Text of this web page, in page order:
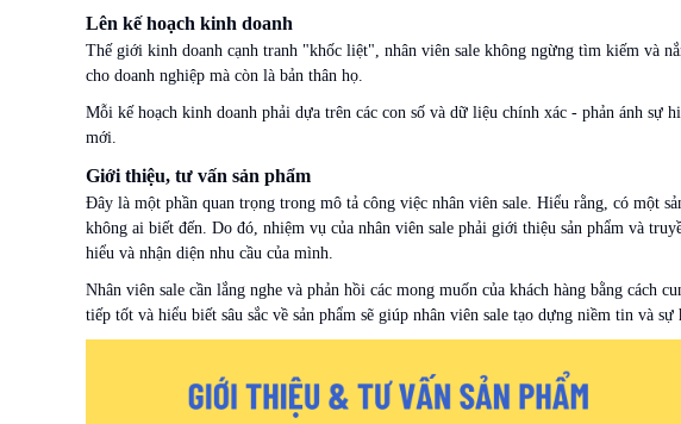
Lên kế hoạch kinh doanh
Thế giới kinh doanh cạnh tranh "khốc liệt", nhân viên sale không ngừng tìm kiếm và
cho doanh nghiệp mà còn là bản thân họ.
Mỗi kế hoạch kinh doanh phải dựa trên các con số và dữ liệu chính xác - phản ánh sự
mới.
Giới thiệu, tư vấn sản phẩm
Đây là một phần quan trọng trong mô tả công việc nhân viên sale. Hiểu rằng, có một
không ai biết đến. Do đó, nhiệm vụ của nhân viên sale phải giới thiệu sản phẩm và
hiểu và nhận diện nhu cầu của mình.
Nhân viên sale cần lắng nghe và phản hồi các mong muốn của khách hàng bằng cách
tiếp tốt và hiểu biết sâu sắc về sản phẩm sẽ giúp nhân viên sale tạo dựng niềm tin và